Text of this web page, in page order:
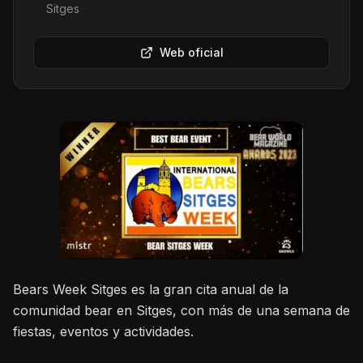
Sitges
Web oficial
Bears Week Sitges es la gran cita anual de la
comunidad bear en Sitges, con más de una semana de
fiestas, eventos y actividades.